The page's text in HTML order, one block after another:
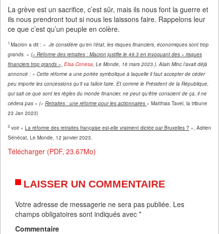
La grève est un sacrifice, c’est sûr, mais ils nous font la guerre et
ils nous prendront tout si nous les laissons faire. Rappelons leur
ce que c’est qu’un peuple en colère.
1 Macron a dit : « Je considère qu’en l’état, les risques financiers, économiques sont trop
grands. » (« Réforme des retraites : Macron justifie le 49.3 en invoquant des « risques
financiers trop grands », Elsa Conesa, Le Monde, 16 mars 2023.). Alain Minc l’avait déjà
annoncé : « Cette réforme a une portée symbolique à laquelle il faut accepter de céder
peu importe les concessions qu’il va falloir faire. Et comme le Président de la République,
qui sait ce que sont les règles du monde financier, ne peut qu’être conscient de ça, il ne
cédera pas » (« Retraites : une réforme pour les actionnaires » Matthias Tavel, la tribune
23 Jan 2023)
2 voir « La réforme des retraites française est-elle vraiment dictée par Bruxelles ? », Adrien
Sénécat, Le Monde, 12 janvier 2023.
Télécharger (PDF, 23.67Mo)
LAISSER UN COMMENTAIRE
Votre adresse de messagerie ne sera pas publiée. Les
champs obligatoires sont indiqués avec *
Commentaire